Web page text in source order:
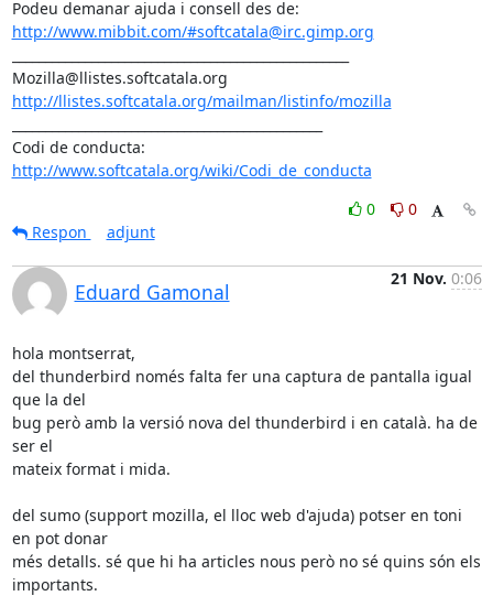
http://www.mibbit.com/#softcatala@irc.gimp.org
http://llistes.softcatala.org/mailman/listinfo/mozilla
http://www.softcatala.org/wiki/Codi_de_conducta
0
0
Respon
adjunt
Eduard Gamonal
21 Nov. 0:06
hola montserrat,
del thunderbird només falta fer una captura de pantalla igual
que la del
bug però amb la versió nova del thunderbird i en català. ha de
ser el
mateix format i mida.
del sumo (support mozilla, el lloc web d'ajuda) potser en toni
en pot donar
més detalls. sé que hi ha articles nous però no sé quins són els
importants.